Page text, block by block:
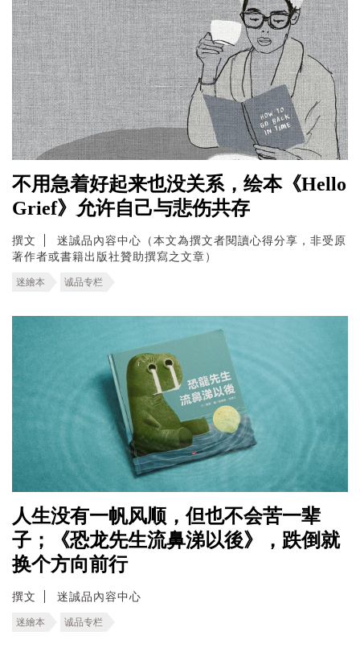
不用急着好起来也没关系，绘本《Hello
Grief》允许自己与悲伤共存
撰文
迷誠品內容中心（本文為撰文者閱讀心得分享，非受原
著作者或書籍出版社贊助撰寫之文章）
迷繪本 诚品专栏
人生没有一帆风顺，但也不会苦一辈
子；《恐龙先生流鼻涕以後》，跌倒就
换个方向前行
撰文 迷誠品內容中心
迷繪本 诚品专栏